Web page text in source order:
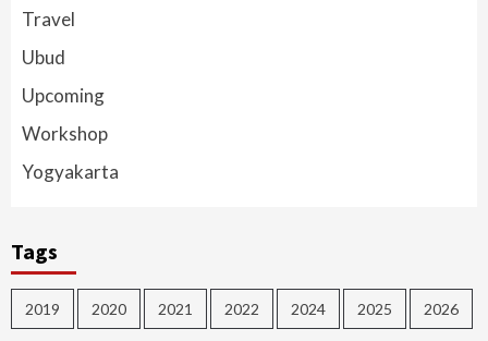
Travel
Ubud
Upcoming
Workshop
Yogyakarta
Tags
2019 2020 2021 2022 2024 2025 2026